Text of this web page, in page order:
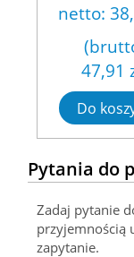
netto:
47,91
Do
Pytania do
Zadaj pytanie
przyjemnością
zapytanie.